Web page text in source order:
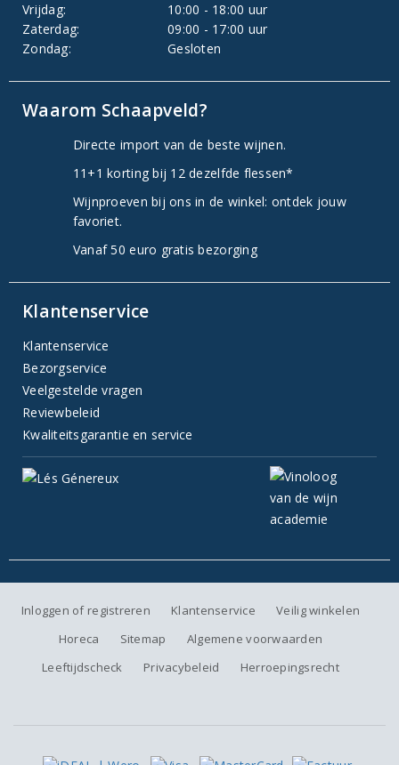
Vrijdag:
10:00 - 18:00 uur
Zaterdag:
09:00 - 17:00 uur
Zondag:
Gesloten
Waarom Schaapveld?
Directe import van de beste wijnen.
11+1 korting bij 12 dezelfde flessen*
Wijnproeven bij ons in de winkel: ontdek jouw
favoriet.
Vanaf 50 euro gratis bezorging
Klantenservice
Klantenservice
Bezorgservice
Veelgestelde vragen
Reviewbeleid
Kwaliteitsgarantie en service
Inloggen of registreren Klantenservice
Veilig winkelen
Horeca
Sitemap
Algemene voorwaarden
Leeftijdscheck
Privacybeleid Herroepingsrecht